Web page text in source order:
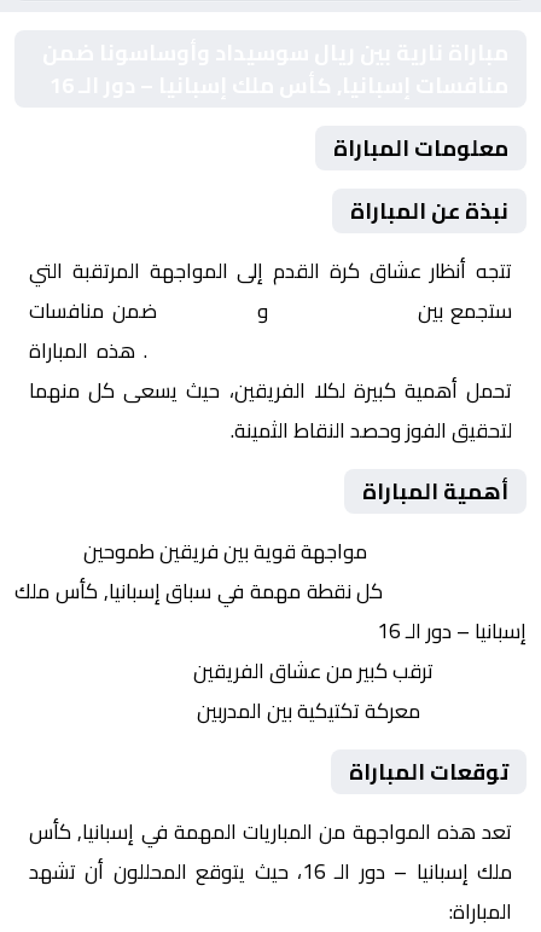
معلومات المباراة
نبذة عن المباراة
تتجه أنظار عشاق كرة القدم إلى المواجهة المرتقبة التي
ستجمع بين
و
ضمن منافسات
. هذه المباراة
تحمل أهمية كبيرة لكلا الفريقين، حيث يسعى كل منهما
لتحقيق الفوز وحصد النقاط الثمينة.
أهمية المباراة
مواجهة قوية بين فريقين طموحين
كل نقطة مهمة في سباق إسبانيا, كأس ملك
إسبانيا – دور الـ 16
ترقب كبير من عشاق الفريقين
معركة تكتيكية بين المدربين
توقعات المباراة
تعد هذه المواجهة من المباريات المهمة في إسبانيا, كأس
ملك إسبانيا – دور الـ 16، حيث يتوقع المحللون أن تشهد
المباراة: